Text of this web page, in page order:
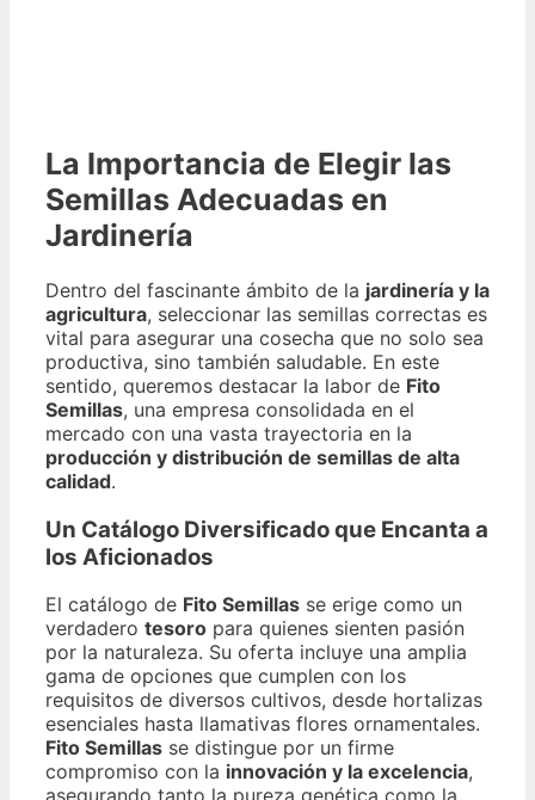
La Importancia de Elegir las
Semillas Adecuadas en
Jardinería
Dentro del fascinante ámbito de la jardinería y la
agricultura, seleccionar las semillas correctas es
vital para asegurar una cosecha que no solo sea
productiva, sino también saludable. En este
sentido, queremos destacar la labor de Fito
Semillas, una empresa consolidada en el
mercado con una vasta trayectoria en la
producción y distribución de semillas de alta
calidad.
Un Catálogo Diversificado que Encanta a
los Aficionados
El catálogo de Fito Semillas se erige como un
verdadero tesoro para quienes sienten pasión
por la naturaleza. Su oferta incluye una amplia
gama de opciones que cumplen con los
requisitos de diversos cultivos, desde hortalizas
esenciales hasta llamativas flores ornamentales.
Fito Semillas se distingue por un firme
compromiso con la innovación y la excelencia,